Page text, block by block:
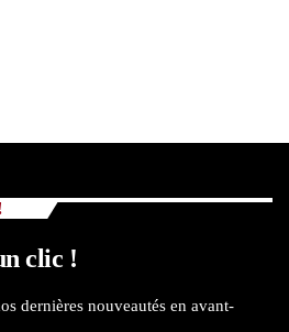
clic !
dernières nouveautés en avant-